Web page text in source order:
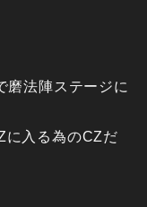
磨法陣ステージに
に入る為のCZだ